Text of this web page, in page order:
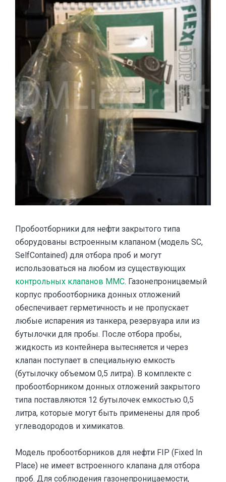
Пробоотборники для нефти закрытого типа
оборудованы встроенным клапаном (модель SC,
SelfContained) для отбора проб и могут
использоваться на любом из существующих
контрольных клапанов MMC. Газонепроницаемый
корпус пробоотборника донных отложений
обеспечивает герметичность и не пропускает
любые испарения из танкера, резервуара или из
бутылочки для пробы. После отбора пробы,
жидкость из контейнера вытесняется и через
клапан поступает в специальную емкость
(бутылочку объемом 0,5 литра). В комплекте с
пробоотборником донных отложений закрытого
типа поставляются 12 бутылочек емкостью 0,5
литра, которые могут быть применены для проб
углеводородов и химикатов.
Модель пробоотборников для нефти FIP (Fixed In
Place) не имеет встроенного клапана для отбора
проб. Для соблюдения газонепроницаемости,